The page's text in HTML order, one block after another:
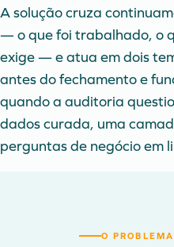
A solução cruza
— o que foi trabalhado, o
exige — e atua em dois
antes do fechamento e
quando a auditoria
dados curada, uma
perguntas de negócio em
O